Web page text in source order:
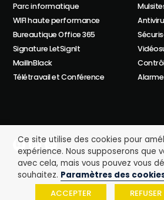
Parc informatique
WIFI haute performance
Bureautique Office 365
Signature LetSignIt
MailInBlack
Télétravail et Conférence
Politique de confidentialité
Il nous font
Ce site utilise des cookies pour
expérience. Nous supposerons que
avec cela, mais vous pouvez vous
souhaitez. Paramètres des
ACCEPTER
REFUSER